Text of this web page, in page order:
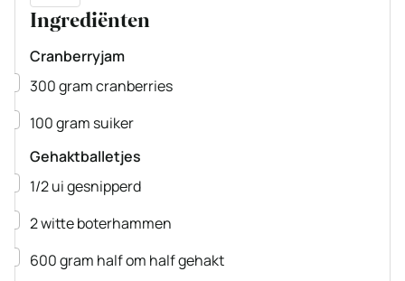
Ingrediënten
Cranberryjam
▢
300gramcranberries
▢
100gram suiker
Gehaktballetjes
▢
1/2uigesnipperd
▢
2witteboterhammen
▢
600gram half om half gehakt